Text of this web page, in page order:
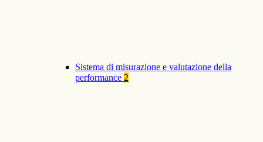
Sistema di misurazione e valutazione della
performance 2